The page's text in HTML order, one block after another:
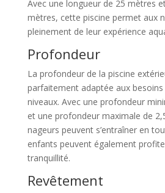
Avec une longueur de 25 mètres
mètres, cette piscine permet aux
pleinement de leur expérience
Profondeur
La profondeur de la piscine
parfaitement adaptée aux
niveaux. Avec une profondeur
et une profondeur maximale de
nageurs peuvent s’entraîner en
enfants peuvent également
tranquillité.
Revêtement